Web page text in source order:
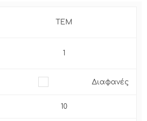
ΤΕΜ
1
Διαφανές
10